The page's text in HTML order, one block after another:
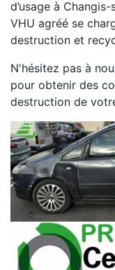
d’usage à
VHU agréé se
destruction et
N'hésitez pas à
pour obtenir des
destruction de